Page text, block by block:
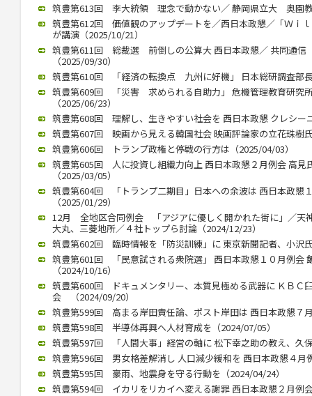
筑豊第613回 李大統領 理念で動かない／ 静岡県立大 奥園
筑豊第612回 価値観のアップデートを／西日本政懇／「Ｗ
が講演（2025/10/21）
筑豊第611回 総裁選 前倒しの公算大 西日本政懇／ 共同通
（2025/09/30）
筑豊第610回 「経済の転換点 九州に好機」 日本総研調査部
筑豊第609回 「災害 求められる自助力」 危機管理教育研究
（2025/06/23）
筑豊第608回 理解し、生きやすい社会を 西日本政懇 クレシー
筑豊第607回 映画から見える韓国社会 映画評論家の立花珠樹
筑豊第606回 トランプ政権と停戦の行方は（2025/04/03）
筑豊第605回 人に投資し組織力向上 西日本政懇２月例会 高見
（2025/03/05）
筑豊第604回 「トランプ二期目」日本への余波は 西日本政懇
（2025/01/29）
12月 全地区合同例会 「アジアに優しく開かれた街に」／天
大丸、三菱地所／４社トップら討論（2024/12/23）
筑豊第602回 臨時情報を「防災訓練」に 東京新聞記者、小沢
筑豊第601回 「民意試される衆院選」 西日本政懇１０月例会
（2024/10/16）
筑豊第600回 ドキュメンタリー、本質見極める武器に ＫＢＣ
会 （2024/09/20）
筑豊第599回 高まる岸田責任論、ポスト岸田は 西日本政懇７
筑豊第598回 半導体再興へ人材育成を（2024/07/05）
筑豊第597回 「人間大事」経営の軸に 松下幸之助の教え、久
筑豊第596回 男女格差解消し 人口減少緩和を 西日本政懇４月
筑豊第595回 豪雨、地震身を守る行動を（2024/04/24）
筑豊第594回 イカリをリカイへ変える謝罪 西日本政懇２月例